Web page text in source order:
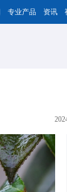
专业产品 资讯